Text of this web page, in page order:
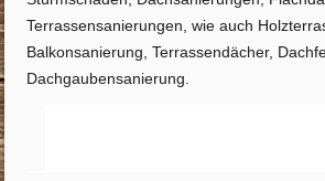
Terrassensanierungen, wie auch
Balkonsanierung, Terrassendächer,
Dachgaubensanierung.